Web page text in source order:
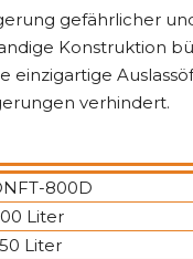
gefährlicher
Konstruktion
einzigartige
verhindert.
800D
Liter
Liter